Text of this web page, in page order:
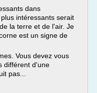
dans
intéressants serait
la terre et de l'air. Je
est un signe de
Vous devez vous
différent d'une
pas...